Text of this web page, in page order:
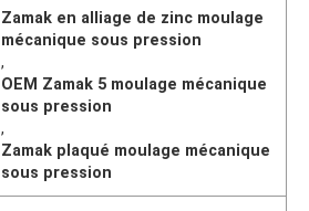
Zamak en alliage de zinc moulage
mécanique sous pression
,
OEM Zamak 5 moulage mécanique
sous pression
,
Zamak plaqué moulage mécanique
sous pression